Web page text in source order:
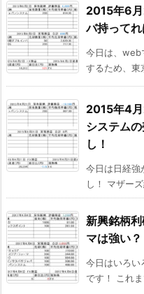
2015年6
バ持って
今日は、web
するため、東
2015年4
システム
し！
今日は日経強
し！ マザー
新興銘柄
マは強い？
今日はいろい
です！ これ